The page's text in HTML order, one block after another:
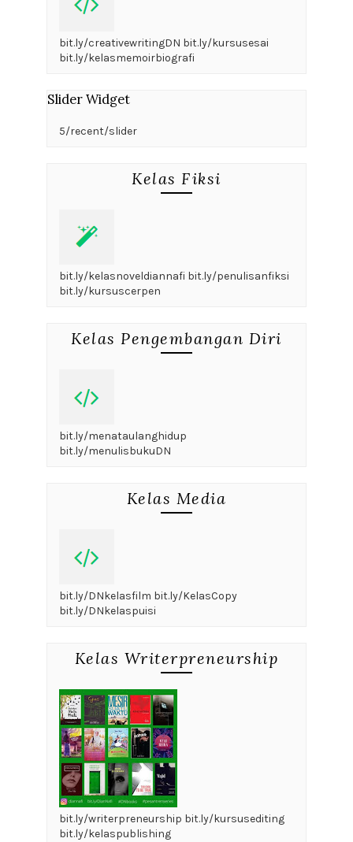
bit.ly/creativewritingDN bit.ly/kursusesai
bit.ly/kelasmemoirbiografi
Slider Widget
5/recent/slider
Kelas Fiksi
bit.ly/kelasnoveldiannafi bit.ly/penulisanfiksi
bit.ly/kursuscerpen
Kelas Pengembangan Diri
bit.ly/menataulanghidup
bit.ly/menulisbukuDN
Kelas Media
bit.ly/DNkelasfilm bit.ly/KelasCopy
bit.ly/DNkelaspuisi
Kelas Writerpreneurship
bit.ly/writerpreneurship bit.ly/kursusediting
bit.ly/kelaspublishing